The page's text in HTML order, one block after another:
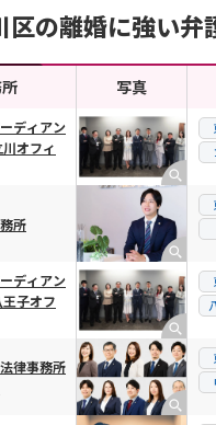
稲城市 多摩市
婦
熟年離婚
区の離婚に強い弁
可能
写真
ディアン
オフィ
所
ディアン
子オフ
律事務所